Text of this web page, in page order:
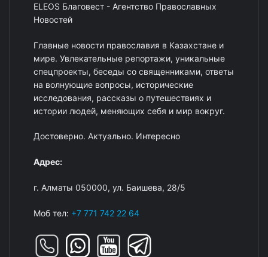
ELEOS Благовест - Агентство Православных
Новостей
Главные новости православия в Казахстане и
мире. Увлекательные репортажи, уникальные
спецпроекты, беседы со священниками, ответы
на волнующие вопросы, исторические
исследования, рассказы о путешествиях и
истории людей, меняющих себя и мир вокруг.
Достоверно. Актуально. Интересно
Адрес:
г. Алматы 050000, ул. Баишева, 28/5
Моб тел: +7 771 742 22 64